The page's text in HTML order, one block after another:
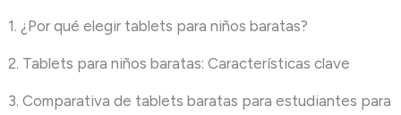
1. ¿Por qué elegir tablets para niños baratas?
2. Tablets para niños baratas: Características clave
3. Comparativa de tablets baratas para estudiantes para